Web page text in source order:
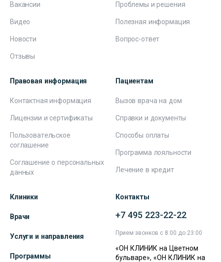
Вакансии
Видео
Новости
Отзывы
Проблемы и решения
Полезная информация
Вопрос-ответ
Правовая информация
Контактная информация
Лицензии и сертификаты
Пользовательское
соглашение
Соглашение о персональных
данных
Пациентам
Вызов врача на дом
Справки и документы
Способы оплаты
Программа лояльности
Лечение в кредит
Клиники
Врачи
Услуги и направления
Программы
Контакты
+7 495 223-22-22
Прием звонков с 8:00 до 23:00
«ОН КЛИНИК на Цветном
бульваре», «ОН КЛИНИК на